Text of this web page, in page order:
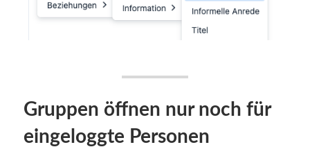
Gruppen öffnen nur noch für
eingeloggte Personen